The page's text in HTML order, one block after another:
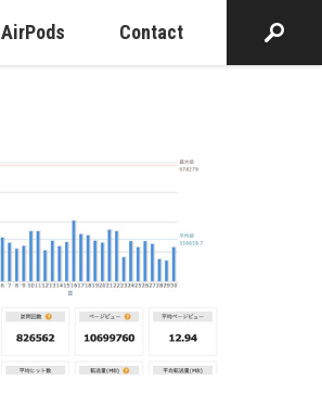
AirPods Contact